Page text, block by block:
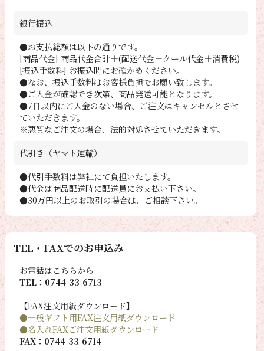
銀行振込
●お支払総額は以下の通りです。
[商品代金] 商品代金合計＋(配送代金＋クール代金＋消費税)
[振込手数料] お振込時にお確かめください。
●なお、振込手数料はお客様負担でお願い致します。
●ご入金が確認でき次第、商品発送可能となります。
●7日以内にご入金のない場合、ご注文はキャンセルとさせ
ていただきます。
※悪質なご注文の場合、法的対処させていただきます。
代引き（ヤマト運輸）
●代引手数料は弊社にて負担いたします。
●代金は商品配送時に配送員にお支払い下さい。
●30万円以上のお取引の場合は、ご相談下さい。
TEL・FAXでのお申込み
お電話はこちらから
TEL：0744-33-6713
【FAX注文用紙ダウンロード】
●一般ギフト用FAX注文用紙ダウンロード
●名入れFAXご注文用紙ダウンロード
FAX：0744-33-6714